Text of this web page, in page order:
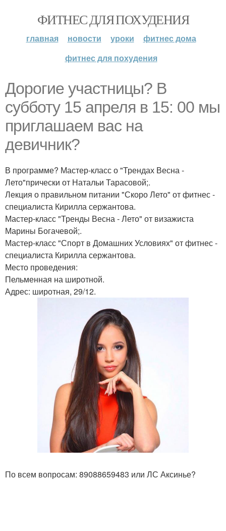
ФИТНЕС ДЛЯ ПОХУДЕНИЯ
главная новости уроки
фитнес дома
фитнес для похудения
Дорогие участницы? В
субботу 15 апреля в 15: 00 мы
приглашаем вас на
девичник?
В программе? Мастер-класс о "Трендах Весна -
Лето"прически от Натальи Тарасовой;.
Лекция о правильном питании "Скоро Лето" от фитнес -
специалиста Кирилла сержантова.
Мастер-класс "Тренды Весна - Лето" от визажиста
Марины Богачевой;.
Мастер-класс "Спорт в Домашних Условиях" от фитнес -
специалиста Кирилла сержантова.
Место проведения:
Пельменная на широтной.
Адрес: широтная, 29/12.
По всем вопросам: 89088659483 или ЛС Аксинье?